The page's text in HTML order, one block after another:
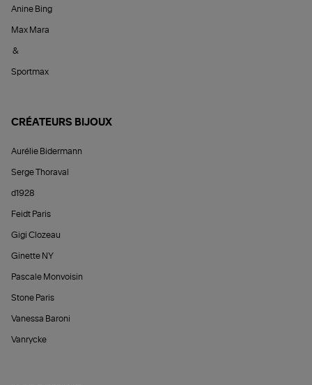
Anine Bing
Max Mara
&
Sportmax
CRÉATEURS BIJOUX
Aurélie Bidermann
Serge Thoraval
d1928
Feidt Paris
Gigi Clozeau
Ginette NY
Pascale Monvoisin
Stone Paris
Vanessa Baroni
Vanrycke